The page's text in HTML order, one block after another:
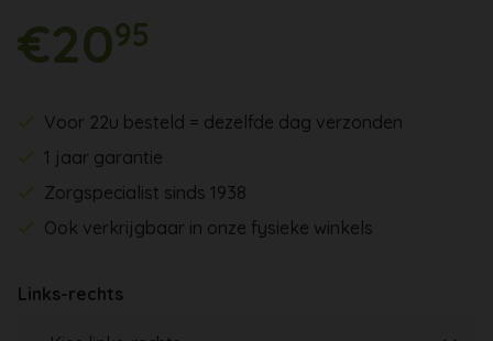
€2095
Voor 22u besteld = dezelfde dag verzonden
1 jaar garantie
Zorgspecialist sinds 1938
Ook verkrijgbaar in onze fysieke winkels
Links-rechts